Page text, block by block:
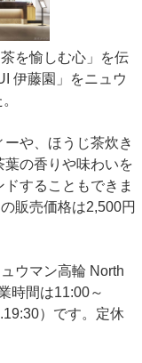
を愉しむ心」を伝
伊藤園」をニュウ
や、ほうじ茶炊き
葉の香りや味わいを
することもできま
販売価格は2,500円
ウマン高輪 North
時間は11:00～
）です。定休